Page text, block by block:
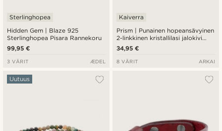
Hidden Gem | Blaze 925
Sterlinghopea Pisara Rannekoru
Sterlinghopea
99,95 €
3 VÄRIT ÆDEL
Prism | Punainen hopeansävyinen
2-linkkinen kristallilasi jalokivi
rannekoru
Kaiverra
34,95 €
8 VÄRIT ARKAI
Uutuus